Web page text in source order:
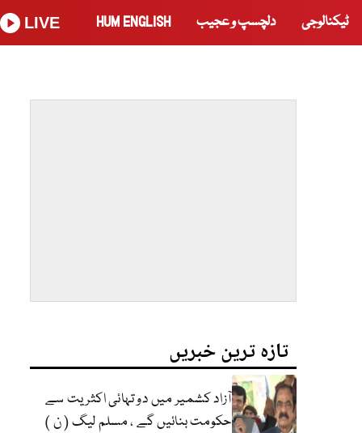
ٹیکنالوجی دلچسپ و عجیب HUM ENGLISH
LIVE
تازہ ترین خبریں
آزاد کشمیر میں دو تہائی اکثریت سے
حکومت بنائیں گے ، مسلم لیگ ( ن )